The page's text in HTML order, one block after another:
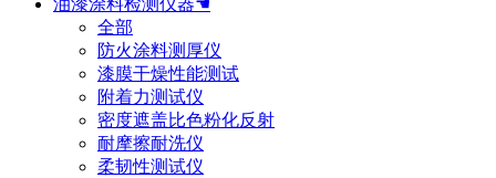
油漆涂料检测仪器☚
全部
防火涂料测厚仪
漆膜干燥性能测试
附着力测试仪
密度遮盖比色粉化反射
耐摩擦耐洗仪
柔韧性测试仪